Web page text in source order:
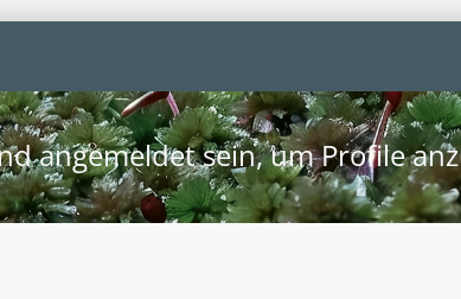
angemeldet sein, um Profile